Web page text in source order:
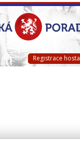
Registrace hosta